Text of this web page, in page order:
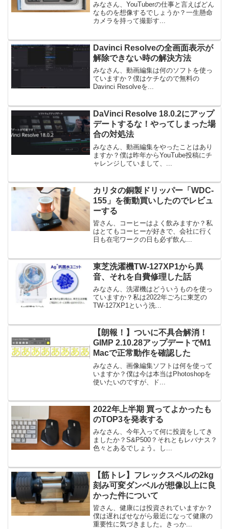
みなさん、YouTuberの仕事と言えばどん
なものを想像するでしょうか？一生懸命
カメラを持って撮影す...
Davinci Resolveの全画面表示が
解除できない時の解決方法
みなさん、動画編集は何のソフトを使っ
ていますか？僕はケチなので無料の
Davinci Resolveを...
DaVinci Resolve 18.0.2にアップ
デートするな！やってしまった場
合の対処法
みなさん、動画編集をやったことはあり
ますか？僕は昨年からYouTube投稿にチ
ャレンジしていまして、...
カリタの銅製ドリッパー「WDC-
155」を衝動買いしたのでレビュ
ーする
皆さん、コーヒーはよく飲みますか？私
はとてもコーヒーが好きで、会社に行く
日も在宅ワークの日も必ず飲ん...
東芝洗濯機TW-127XP1から異
音、それを自費修理した話
みなさん、洗濯機はどういうものを使っ
ていますか？私は2022年ごろに東芝の
TW-127XP1という洗...
【朗報！】ついに不具合解消！
GIMP 2.10.28アップデートでM1
Macで正常動作を確認した
みなさん、画像編集ソフトは何を使って
いますか？僕は今は本当はPhotoshopを
使いたいのですが、ド...
2022年上半期 買ってよかったも
のTOP3を発表する
みなさん、今年入って何に投資をしてき
ましたか？S&P500？それともレバナス？
色々とあるでしょう。し...
【筋トレ】フレックスベルの2kg
刻み可変ダンベルが想像以上に良
かった件について
皆さん、健康には投資されていますか？
僕は遅ればせながら最近になって健康の
重要性に気づきました。きっか...